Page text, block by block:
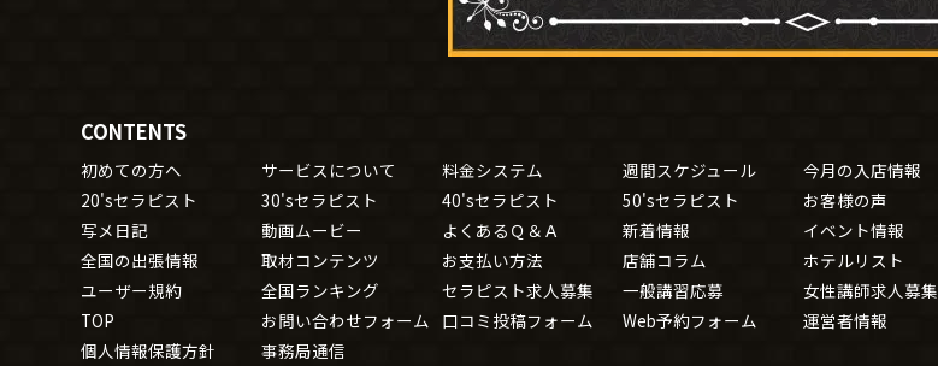
CONTENTS
初めての方へ サービスについて 料金システム 週間スケジュール
今月の入店情報
20'sセラピスト
30'sセラピスト 40'sセラピスト 50'sセラピスト
お客様の声
写メ日記
動画ムービー よくあるＱ＆Ａ 新着情報
イベント情報
全国の出張情報
取材コンテンツ お支払い方法 店舗コラム
ホテルリスト
ユーザー規約
全国ランキング セラピスト求人募集 一般講習応募
女性講師求人募集
TOP
お問い合わせフォーム 口コミ投稿フォーム Web予約フォーム
運営者情報
個人情報保護方針
事務局通信